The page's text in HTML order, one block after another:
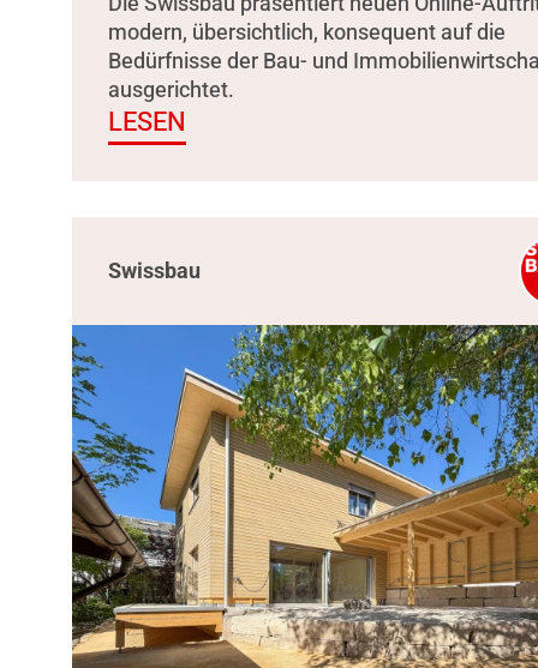
modern, übersichtlich, konsequent auf die
Bedürfnisse der Bau- und
ausgerichtet.
LESEN
Swissbau